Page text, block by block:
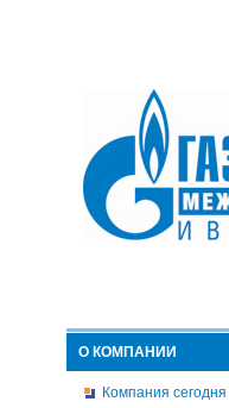
О КОМПАНИИ
Компания сегодня